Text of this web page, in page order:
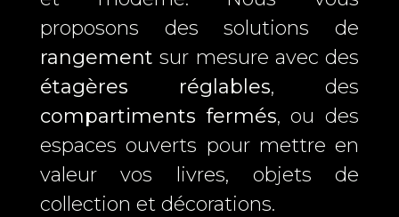
proposons des solutions de
rangement sur mesure avec des
étagères réglables, des
compartiments fermés, ou des
espaces ouverts pour mettre en
valeur vos livres, objets de
collection et décorations.